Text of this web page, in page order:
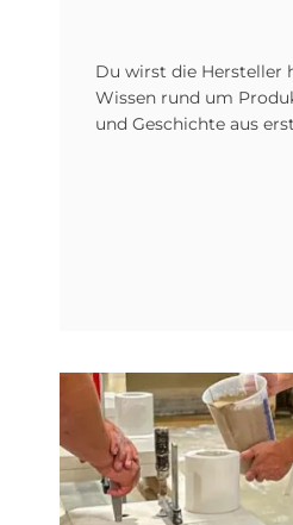
Du wirst die Hersteller
Wissen rund um
und Geschichte aus